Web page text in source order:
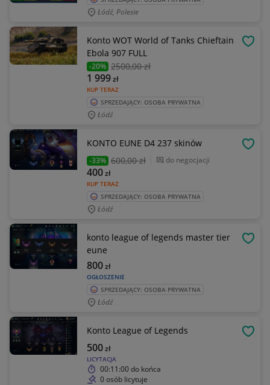
Łódź, Polesie
Konto WOT World of Tanks Chieftain
Ebola 907 FULL
-20% 2500,00 zł
KUP TERAZ
1 999zł
SPRZEDAJĄCY: OSOBA PRYWATNA
Łódź
KONTO EUNE D4 237 skinów
-33% 600,00 zł do negocjacji
KUP TERAZ
400zł
SPRZEDAJĄCY: OSOBA PRYWATNA
Łódź
konto league of legends master tier
eune
OGŁOSZENIE
800zł
SPRZEDAJĄCY: OSOBA PRYWATNA
Łódź
Konto League of Legends
LICYTACJA
500zł
00:11:00do końca
0 osób licytuje